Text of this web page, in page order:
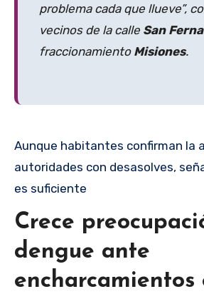
problema cada que llueve”,
vecinos de la calle San
fraccionamiento Misiones.
Aunque habitantes confirman la
autoridades con desasolves,
es suficiente
Crece
dengue ante
encharcamientos